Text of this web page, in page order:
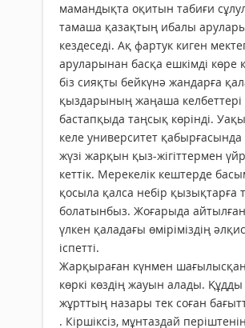
мамандықта оқитын табиғи
тамаша қазақтың ибалы
кездеседі. Ақ фартук киген
аруларынан басқа ешкімді көре
біз сияқты бейкүнә жандарға
қыздарының жаңаша келбеттері
бастапқыда таңсық көрінді.
келе университет қабырғасында
жүзі жарқын қыз-жігіттермен
кеттік. Мерекелік кештерде
қосыла қалса небір қызықтарға
болатынбыз. Жоғарыда
үлкен қаладағы өміріміздің
іспетті.
Жарқыраған күнмен
көркі көздің жауын алады. Құдды
жұрттың назары тек соған
. Кіршіксіз, мұнтаздай